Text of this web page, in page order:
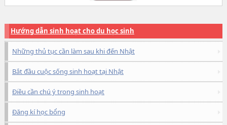
Hướng dẫn sinh hoạt cho du học sinh
Những thủ tục cần làm sau khi đến Nhật
Bắt đầu cuộc sống sinh hoạt tại Nhật
Điều cần chú ý trong sinh hoạt
Đăng kí học bổng